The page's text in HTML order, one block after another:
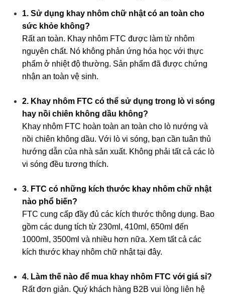
1. Sử dụng khay nhôm chữ nhật có an toàn cho
sức khỏe không?
Rất an toàn. Khay nhôm FTC được làm từ nhôm
nguyên chất. Nó không phản ứng hóa học với thực
phẩm ở nhiệt độ thường. Sản phẩm đã được chứng
nhận an toàn vệ sinh.
2. Khay nhôm FTC có thể sử dụng trong lò vi sóng
hay nồi chiên không dầu không?
Khay nhôm FTC hoàn toàn an toàn cho lò nướng và
nồi chiên không dầu. Với lò vi sóng, bạn cần tuân thủ
hướng dẫn của nhà sản xuất. Không phải tất cả các lò
vi sóng đều tương thích.
3. FTC có những kích thước khay nhôm chữ nhật
nào phổ biến?
FTC cung cấp đầy đủ các kích thước thông dụng. Bao
gồm các dung tích từ 230ml, 410ml, 650ml đến
1000ml, 3500ml và nhiều hơn nữa. Xem tất cả các
kích thước khay nhôm chữ nhật tại đây.
4. Làm thế nào để mua khay nhôm FTC với giá sỉ?
Rất đơn giản. Quý khách hàng B2B vui lòng liên hệ